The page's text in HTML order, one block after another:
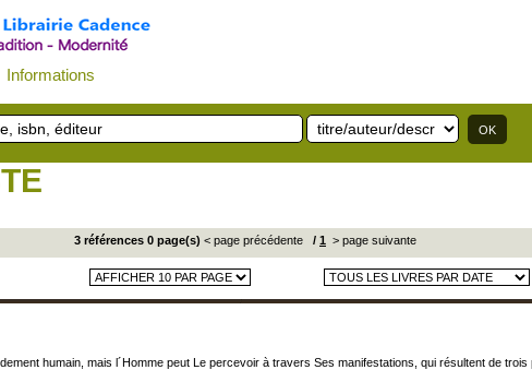
Informations
3 références 0 page(s) < page précédente / 1 > page suivante
humain, mais l´Homme peut Le percevoir à travers Ses manifestations, qui résultent de